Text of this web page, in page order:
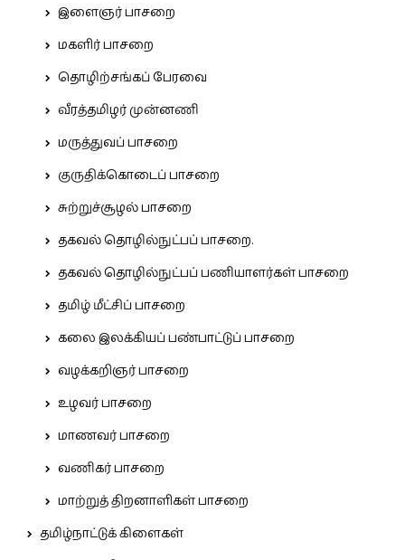
இளைஞர் பாசறை
மகளிர் பாசறை
தொழிற்சங்கப் பேரவை
வீரத்தமிழர் முன்னணி
மருத்துவப் பாசறை
குருதிக்கொடைப் பாசறை
சுற்றுச்சூழல் பாசறை
தகவல் தொழில்நுட்பப் பாசறை.
தகவல் தொழில்நுட்பப் பணியாளர்கள் பாசறை
தமிழ் மீட்சிப் பாசறை
கலை இலக்கியப் பண்பாட்டுப் பாசறை
வழக்கறிஞர் பாசறை
உழவர் பாசறை
மாணவர் பாசறை
வணிகர் பாசறை
மாற்றுத் திறனாளிகள் பாசறை
தமிழ்நாட்டுக் கிளைகள்